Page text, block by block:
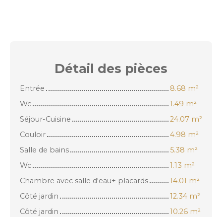
Détail des pièces
Entrée
8.68 m²
Wc
1.49 m²
Séjour-Cuisine
24.07 m²
Couloir
4.98 m²
Salle de bains
5.38 m²
Wc
1.13 m²
Chambre avec salle d'eau+ placards
14.01 m²
Côté jardin
12.34 m²
Côté jardin
10.26 m²